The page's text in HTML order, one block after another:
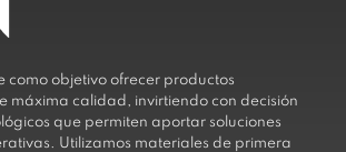
como objetivo ofrecer productos
máxima calidad, invirtiendo con decisión
que permiten aportar soluciones
Utilizamos materiales de primera